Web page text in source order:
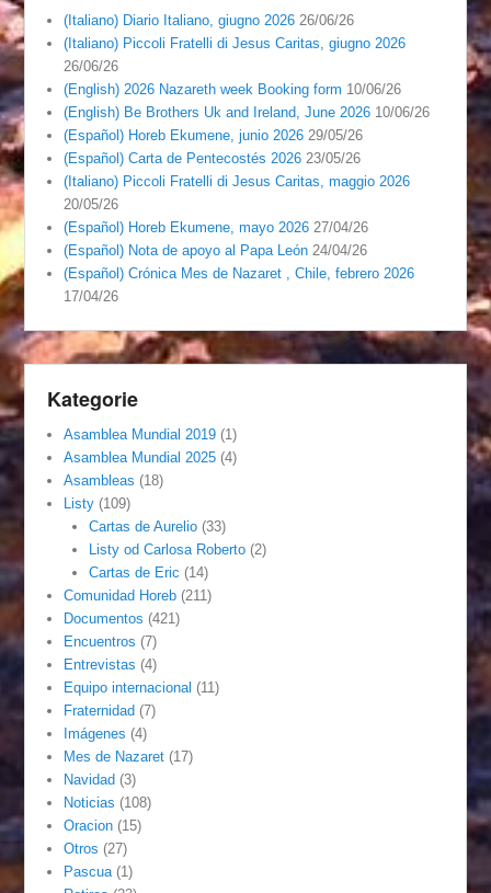
(Italiano) Diario Italiano, giugno 2026 26/06/26
(Italiano) Piccoli Fratelli di Jesus Caritas, giugno 2026
26/06/26
(English) 2026 Nazareth week Booking form 10/06/26
(English) Be Brothers Uk and Ireland, June 2026 10/06/26
(Español) Horeb Ekumene, junio 2026 29/05/26
(Español) Carta de Pentecostés 2026 23/05/26
(Italiano) Piccoli Fratelli di Jesus Caritas, maggio 2026
20/05/26
(Español) Horeb Ekumene, mayo 2026 27/04/26
(Español) Nota de apoyo al Papa León 24/04/26
(Español) Crónica Mes de Nazaret , Chile, febrero 2026
17/04/26
Kategorie
Asamblea Mundial 2019 (1)
Asamblea Mundial 2025 (4)
Asambleas (18)
Listy (109)
Cartas de Aurelio(33)
Listy od Carlosa Roberto(2)
Cartas de Eric (14)
Comunidad Horeb (211)
Documentos (421)
Encuentros (7)
Entrevistas (4)
Equipo internacional (11)
Fraternidad (7)
Imágenes (4)
Mes de Nazaret (17)
Navidad (3)
Noticias (108)
Oracion (15)
Otros (27)
Pascua (1)